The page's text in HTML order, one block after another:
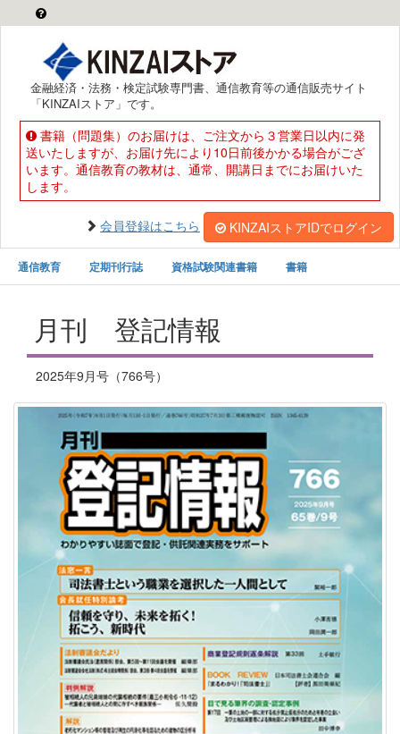
金融経済・法務・検定試験専門書、通信教育等の通信販売サイト
「KINZAIストア」です。
書籍（問題集）のお届けは、ご注文から３営業日以内に発
送いたしますが、お届け先により10日前後かかる場合がござ
います。通信教育の教材は、通常、開講日までにお届けいた
します。
会員登録はこちら KINZAIストアIDでログイン
通信教育 定期刊行誌 資格試験関連書籍 書籍
月刊 登記情報
2025年9月号（766号）